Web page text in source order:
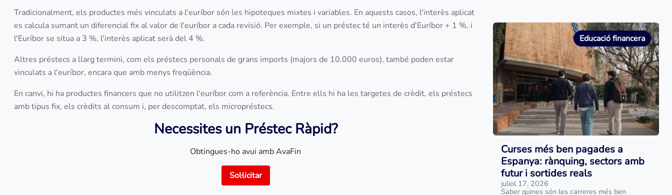
Tradicionalment, els productes més vinculats a l'euríbor són les hipoteques mixtes i variables. En aquests casos, l'interès aplicat
es calcula sumant un diferencial fix al valor de l'euríbor a cada revisió. Per exemple, si un préstec té un interès d'Euríbor + 1 %, i
l'Euríbor se situa a 3 %, l'interès aplicat serà del 4 %.
Altres préstecs a llarg termini, com els préstecs personals de grans imports (majors de 10.000 euros), també poden estar
vinculats a l'euríbor, encara que amb menys freqüència.
En canvi, hi ha productes financers que no utilitzen l'euríbor com a referència. Entre ells hi ha les targetes de crèdit, els préstecs
amb tipus fix, els crèdits al consum i, per descomptat, els micropréstecs.
Necessites un Préstec Ràpid?
Obtingues-ho avui amb AvaFin
Sol·licitar
Educació financera
Curses més ben pagades a
Espanya: rànquing, sectors amb
futur i sortides reals
juliol 17, 2026
Saber quines són les carreres més ben